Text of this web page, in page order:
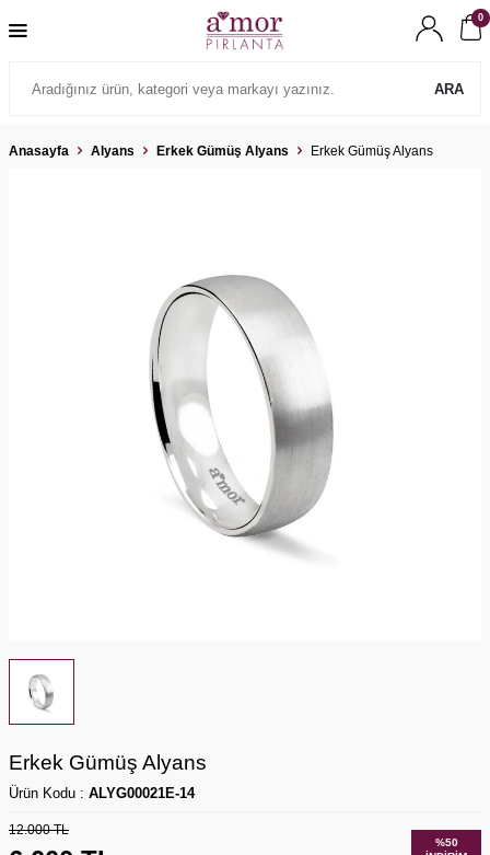
ARA
0
Anasayfa Alyans Erkek Gümüş Alyans Erkek Gümüş Alyans
Erkek Gümüş Alyans
Ürün Kodu : ALYG00021E-14
12.000TL
%50